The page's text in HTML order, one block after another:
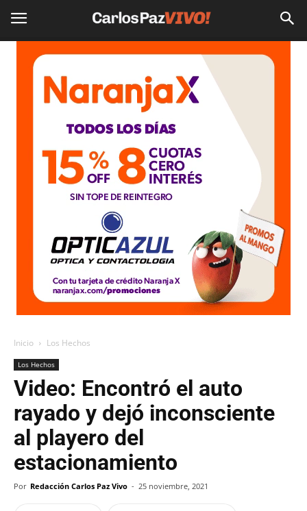
Inicio Los Hechos
Los Hechos
Video: Encontró el auto
rayado y dejó inconsciente
al playero del
estacionamiento
Por Redacción Carlos Paz Vivo - 25 noviembre, 2021